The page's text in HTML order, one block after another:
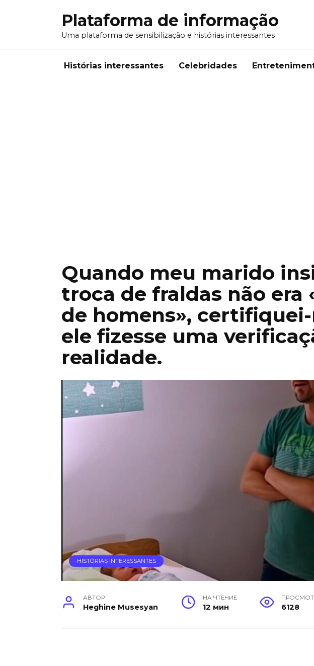
Plataforma de informação
Uma plataforma de sensibilização e histórias interessantes
Histórias interessantes Celebridades
Quando meu marido
troca de fraldas não era
de homens»,
ele fizesse uma
realidade.
HISTÓRIAS INTERESSANTES
АВТОР
Heghine Musesyan
НА ЧТЕНИЕ
12 мин 6128